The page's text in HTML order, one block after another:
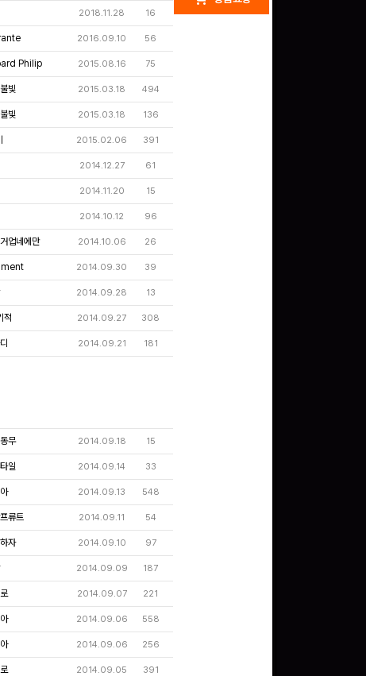
2018.11.28 16
2016.09.10 56
Philip 2015.08.16 75
빛 2015.03.18 494
빛 2015.03.18 136
2015.02.06 391
2014.12.27 61
2014.11.20 15
2014.10.12 96
업네에만 2014.10.06 26
2014.09.30 39
2014.09.28 13
적 2014.09.27 308
2014.09.21 181
무 2014.09.18 15
일 2014.09.14 33
2014.09.13 548
류트 2014.09.11 54
자 2014.09.10 97
2014.09.09 187
로 2014.09.07 221
2014.09.06 558
2014.09.06 256
로 2014.09.05 391
구글 플레이 기프트카드
5,000원 (추첨)
100 밥알
문화상품권 5000원 (추
첨)
100 밥알
구글 플레이 기프트카드
15,000원 (추첨)
100 밥알